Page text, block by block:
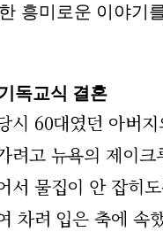
흥미로운 이야기
독교식 결혼
시 60대였던 아버
려고 뉴욕의 제이
서 물집이 안 잡히
차려 입은 축에 속